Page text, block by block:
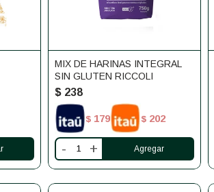
MIX DE HARINAS INTEGRAL
SIN GLUTEN RICCOLI
$ 238
$ 179 $ 202
- +